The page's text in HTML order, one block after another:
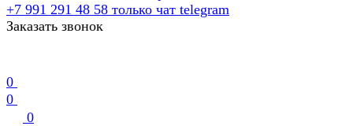
+7 991 291 48 58 только чат telegram
Заказать звонок
0
0
0